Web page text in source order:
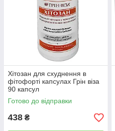
Хітозан для схуднення в
фітофорті капсулах Грін віза
90 капсул
Готово до відправки
438 ₴